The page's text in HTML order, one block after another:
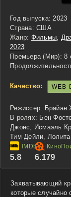
Год выпуска: 2023
Страна: США
Жанр: Фильмы
2023
Премьера (Мир): 8
Качество: WEB-
Режиссер: Брайан
В ролях: Бен
Джонс, Исмаэль
Тим Дейли,
5.8 6.179
Захватывающий
которые случайно